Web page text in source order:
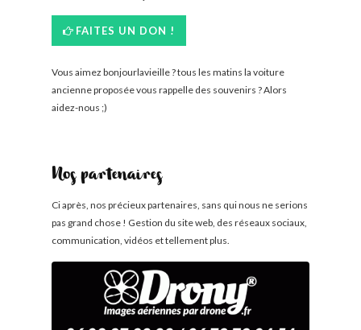
FAITES UN DON !
Vous aimez bonjourlavieille ? tous les matins la voiture
ancienne proposée vous rappelle des souvenirs ? Alors
aidez-nous ;)
Nos partenaires
Ci après, nos précieux partenaires, sans qui nous ne serions
pas grand chose ! Gestion du site web, des réseaux sociaux,
communication, vidéos et tellement plus.